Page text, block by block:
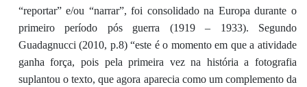
“reportar” e/ou “narrar”, foi consolidadona Europa durante o
primeiro período pós guerra (1919 – 1933). Segundo
Guadagnucci (2010, p.8) “este é o momento em que a atividade
ganha força, pois pela primeira vez na história a fotografia
suplantou o texto, que agora aparecia como um complemento da